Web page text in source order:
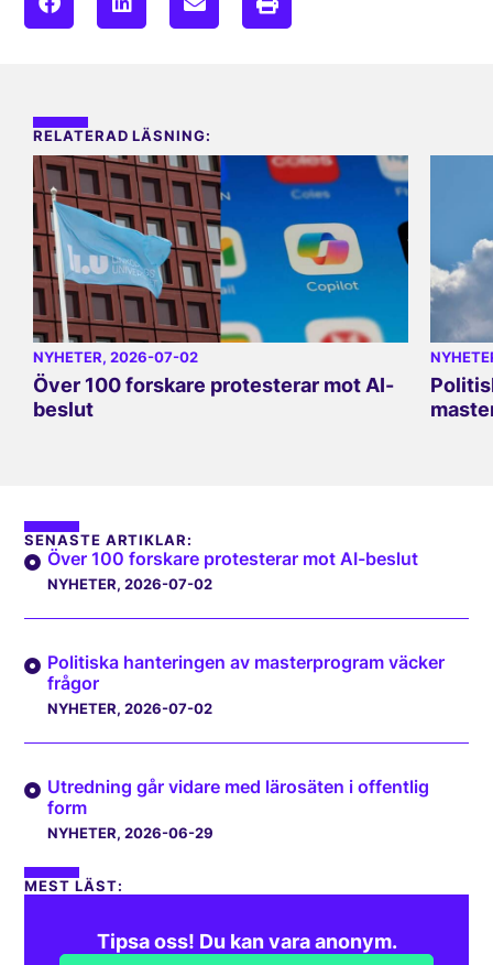
RELATERAD LÄSNING:
NYHETER, 2026-07-02
Över 100 forskare protesterar mot AI-
beslut
SENASTE ARTIKLAR:
Över 100 forskare protesterar mot AI-beslut
NYHETER, 2026-07-02
Politiska hanteringen av masterprogram väcker
frågor
NYHETER, 2026-07-02
Utredning går vidare med lärosäten i offentlig
form
NYHETER, 2026-06-29
MEST LÄST:
Tipsa oss! Du kan vara anonym.